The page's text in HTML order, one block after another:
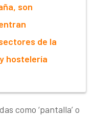
son
de la
hostelería
como ‘pantalla’ o